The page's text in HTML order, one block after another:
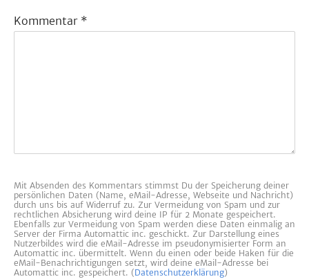
Kommentar *
Mit Absenden des Kommentars stimmst Du der Speicherung deiner
persönlichen Daten (Name, eMail-Adresse, Webseite und Nachricht)
durch uns bis auf Widerruf zu. Zur Vermeidung von Spam und zur
rechtlichen Absicherung wird deine IP für 2 Monate gespeichert.
Ebenfalls zur Vermeidung von Spam werden diese Daten einmalig an
Server der Firma Automattic inc. geschickt. Zur Darstellung eines
Nutzerbildes wird die eMail-Adresse im pseudonymisierter Form an
Automattic inc. übermittelt. Wenn du einen oder beide Haken für die
eMail-Benachrichtigungen setzt, wird deine eMail-Adresse bei
Automattic inc. gespeichert. (Datenschutzerklärung)